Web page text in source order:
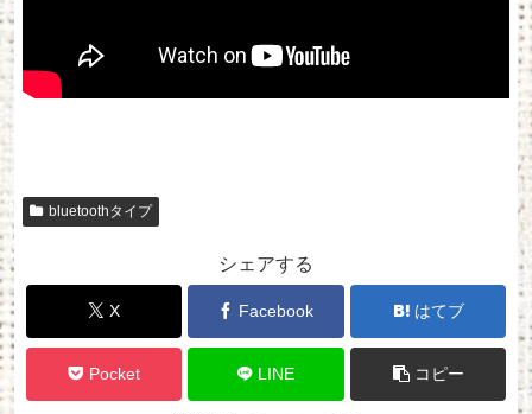
bluetoothタイプ
シェアする
X Facebook はてブ
Pocket LINE コピー